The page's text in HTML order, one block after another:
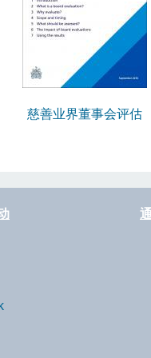
慈善业界董事会评估